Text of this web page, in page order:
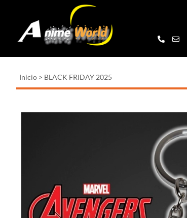
Inicio > BLACK FRIDAY 2025